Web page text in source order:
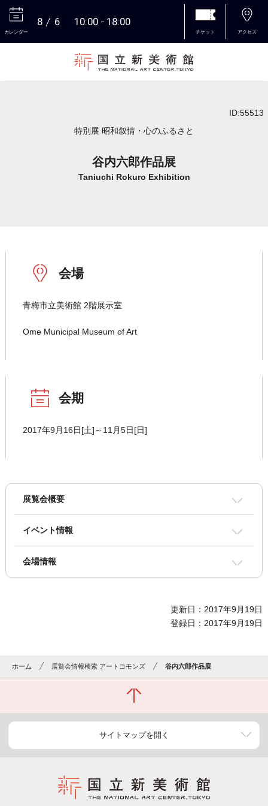
カレンダー
8 6 10:00 18:00
チケット アクセス
ID:55513
特別展 昭和叙情・心のふるさと
谷内六郎作品展
Taniuchi Rokuro Exhibition
会場
青梅市立美術館 2階展示室
Ome Municipal Museum of Art
会期
2017年9月16日[土]～11月5日[日]
展覧会概要
イベント情報
会場情報
更新日：2017年9月19日
登録日：2017年9月19日
ホーム 展覧会情報検索 アートコモンズ 谷内六郎作品展
サイトマップを開く